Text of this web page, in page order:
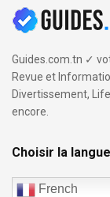
Guides.com.tn ✓
Revue et
Divertissement,
encore.
Choisir la langue
French